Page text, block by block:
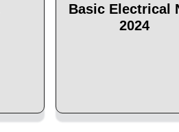
Basic Electrical
2024